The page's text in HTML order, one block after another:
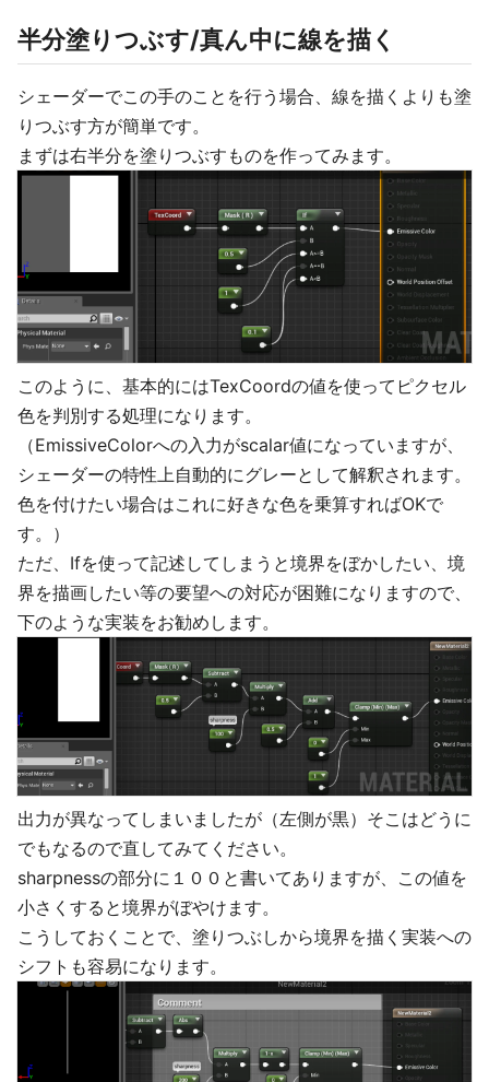
半分塗りつぶす/真ん中に線を描く
シェーダーでこの手のことを行う場合、線を描くよりも塗
りつぶす方が簡単です。
まずは右半分を塗りつぶすものを作ってみます。
このように、基本的にはTexCoordの値を使ってピクセル
色を判別する処理になります。
（EmissiveColorへの入力がscalar値になっていますが、
シェーダーの特性上自動的にグレーとして解釈されます。
色を付けたい場合はこれに好きな色を乗算すればOKで
す。）
ただ、Ifを使って記述してしまうと境界をぼかしたい、境
界を描画したい等の要望への対応が困難になりますので、
下のような実装をお勧めします。
出力が異なってしまいましたが（左側が黒）そこはどうに
でもなるので直してみてください。
sharpnessの部分に１００と書いてありますが、この値を
小さくすると境界がぼやけます。
こうしておくことで、塗りつぶしから境界を描く実装への
シフトも容易になります。